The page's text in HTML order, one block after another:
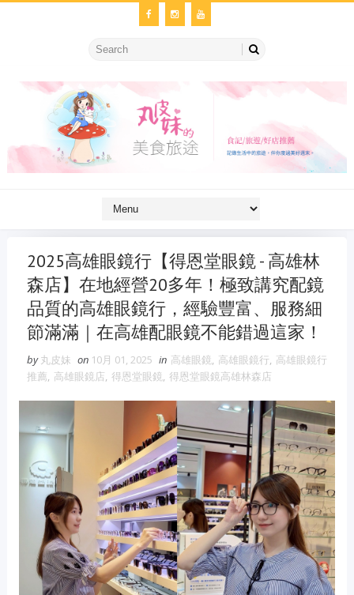
2025高雄眼鏡行【得恩堂眼鏡 - 高雄林
森店】在地經營20多年！極致講究配鏡
品質的高雄眼鏡行，經驗豐富、服務細
節滿滿｜在高雄配眼鏡不能錯過這家！
by 丸皮妹 on 10月 01, 2025 in 高雄眼鏡, 高雄眼鏡行, 高雄眼鏡行
推薦, 高雄眼鏡店, 得恩堂眼鏡, 得恩堂眼鏡高雄林森店